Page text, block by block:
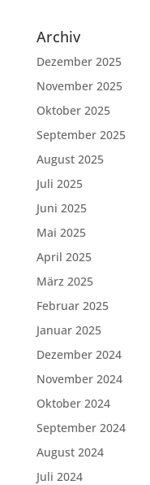
Archiv
Dezember 2025
November 2025
Oktober 2025
September 2025
August 2025
Juli 2025
Juni 2025
Mai 2025
April 2025
März 2025
Februar 2025
Januar 2025
Dezember 2024
November 2024
Oktober 2024
September 2024
August 2024
Juli 2024